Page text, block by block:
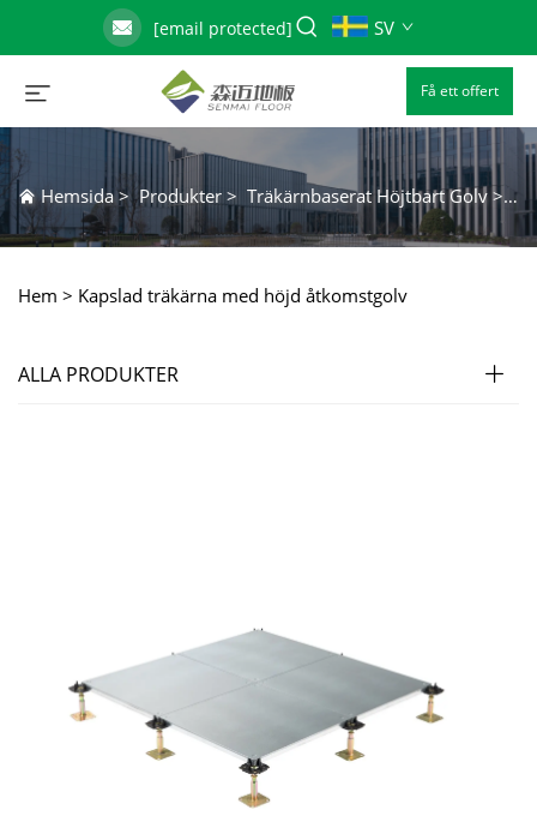
[email protected] SV
Få ett offert
Hemsida>Produkter > Träkärnbaserat Höjtbart Golv >
Hem > Kapslad träkärna med höjd åtkomstgolv
ALLA PRODUKTER